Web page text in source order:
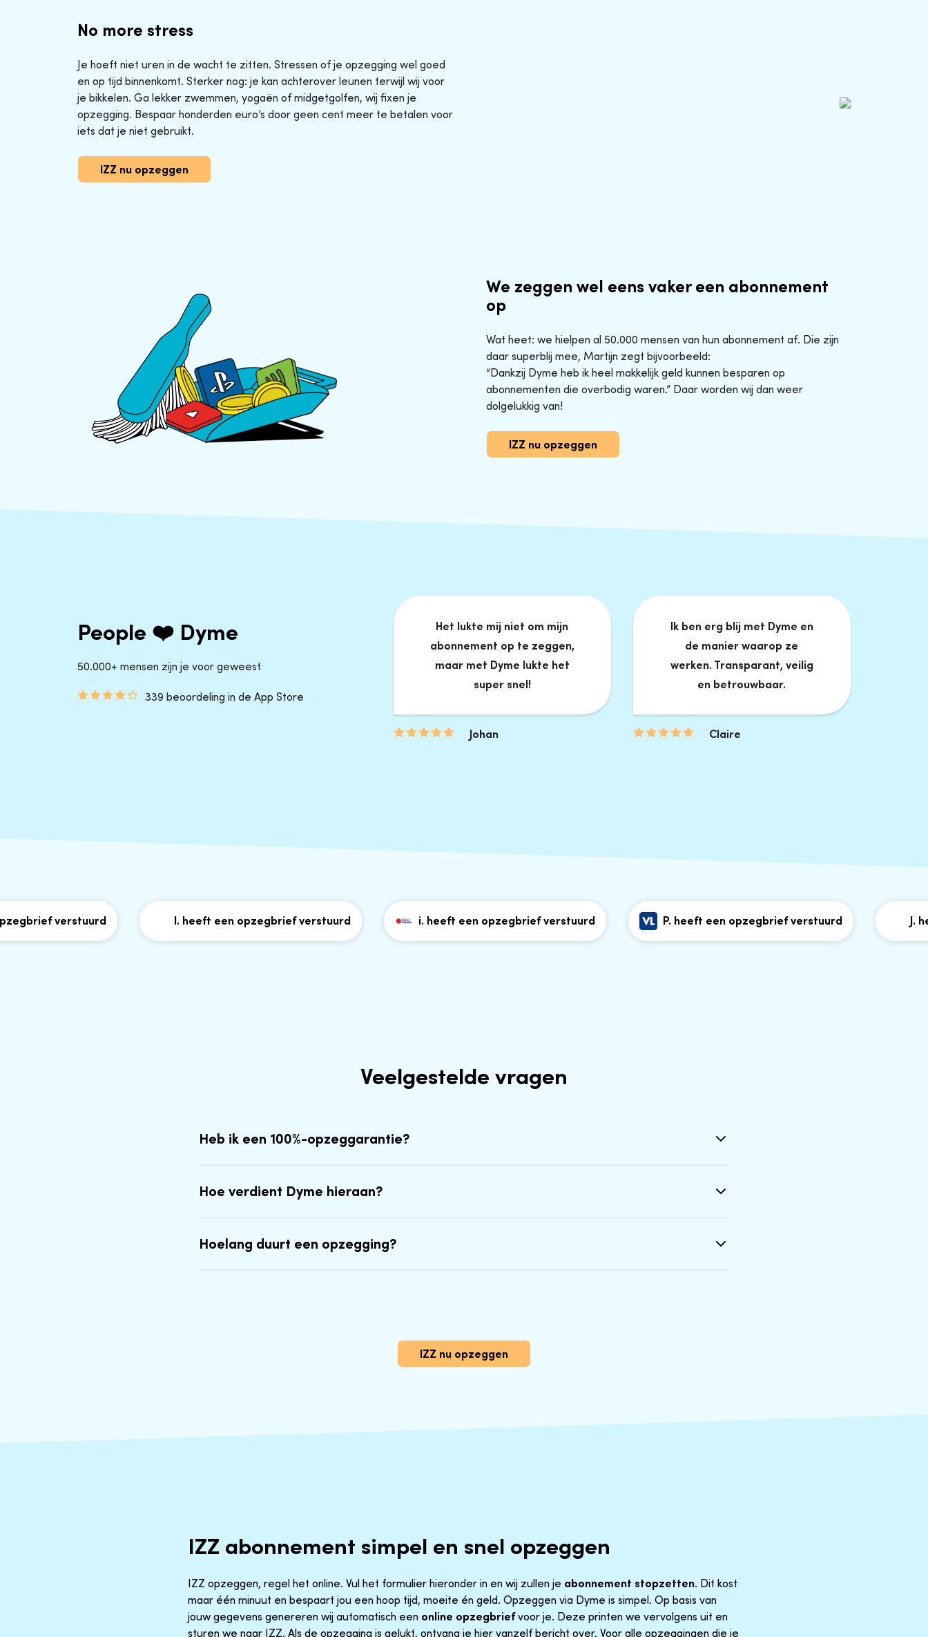
No more stress
Je hoeft niet uren in de wacht te zitten. Stressen of je opzegging wel goed
en op tijd binnenkomt. Sterker nog: je kan achterover leunen terwijl wij voor
je bikkelen. Ga lekker zwemmen, yogaën of midgetgolfen, wij fixen je
opzegging. Bespaar honderden euro’s door geen cent meer te betalen voor
iets dat je niet gebruikt.
IZZ nu opzeggen
We zeggen wel eens vaker een abonnement
op
Wat heet: we hielpen al 50.000 mensen van hun abonnement af. Die zijn
daar superblij mee, Martijn zegt bijvoorbeeld:
“Dankzij Dyme heb ik heel makkelijk geld kunnen besparen op
abonnementen die overbodig waren.” Daar worden wij dan weer
dolgelukkig van!
IZZ nu opzeggen
People ❤️ Dyme
50.000+ mensen zijn je voor geweest
339 beoordeling in de App Store
Het lukte mij niet om mijn
abonnement op te zeggen,
maar met Dyme lukte het
super snel!
Johan
Ik ben erg blij met Dyme en
de manier waarop ze
werken. Transparant, veilig
en betrouwbaar.
Claire
verstuurd I. heeft een opzegbrief verstuurd i. heeft een opzegbrief verstuurd P. heeft een opzegbrief verstuurd J.
Veelgestelde vragen
Heb ik een 100%-opzeggarantie?
Hoe verdient Dyme hieraan?
Hoelang duurt een opzegging?
IZZ nu opzeggen
IZZ abonnement simpel en snel opzeggen
IZZ opzeggen, regel het online. Vul het formulier hieronder in en wij zullen je abonnement stopzetten. Dit kost
maar één minuut en bespaart jou een hoop tijd, moeite én geld. Opzeggen via Dyme is simpel. Op basis van
jouw gegevens genereren wij automatisch een online opzegbriefvoor je. Deze printen we vervolgens uit en
sturen we naar IZZ. Als de opzegging is gelukt, ontvang je hier vanzelf bericht over. Voor alle opzeggingen die je